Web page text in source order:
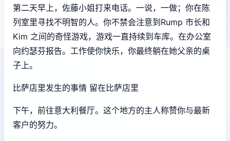
第二天早上，佐藤小姐打来电话。一说，一做；你在陈
列室里寻找不明智的人。你不禁会注意到Rump 市长和
Kim 之间的奇怪游戏，游戏一直持续到车库。在办公室
向约瑟芬报告。工作使你快乐，你最终躺在她父亲的桌
子上。
比萨店里发生的事情 留在比萨店里
下午，前往意大利餐厅。这个地方的主人称赞你与最新
客户的努力。